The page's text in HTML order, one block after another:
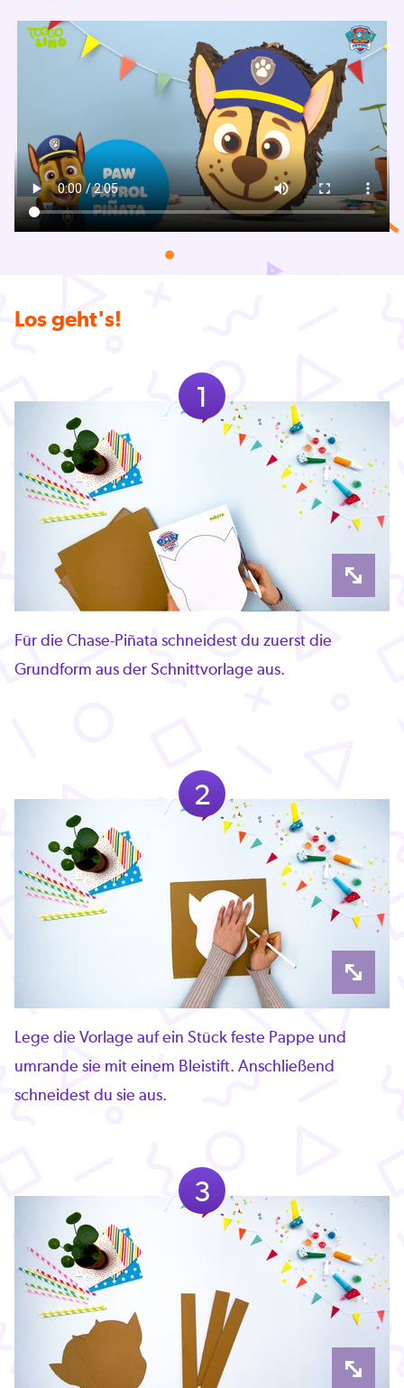
Los geht's!
1
Für die Chase-Piñata schneidest du zuerst die
Grundform aus der Schnittvorlage aus.
2
Lege die Vorlage auf ein Stück feste Pappe und
umrande sie mit einem Bleistift. Anschließend
schneidest du sie aus.
3